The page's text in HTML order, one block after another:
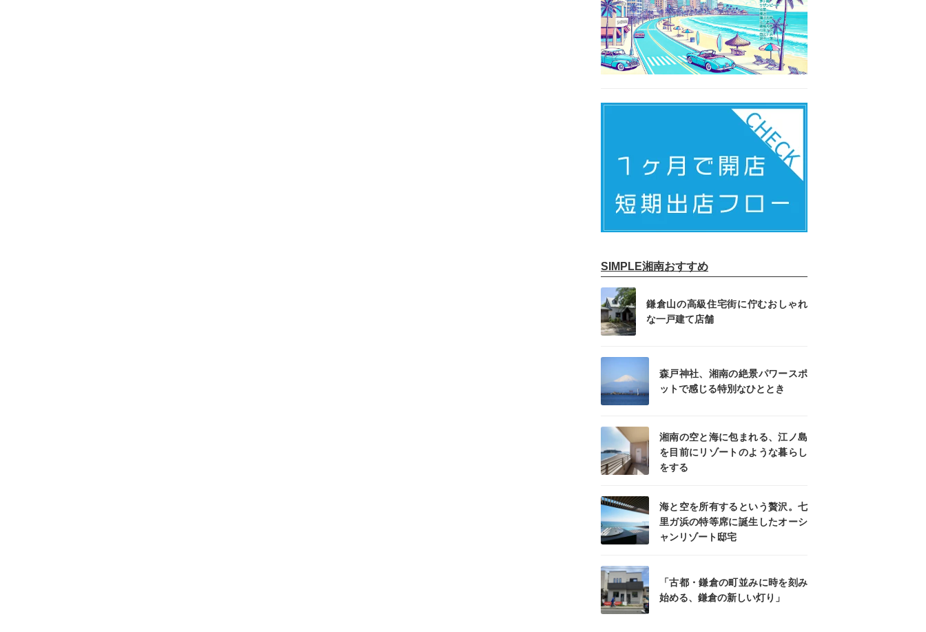
SIMPLE湘南おすすめ
鎌倉山の高級住宅街に佇むおしゃれ
な一戸建て店舗
森戸神社、湘南の絶景パワースポ
ットで感じる特別なひととき
湘南の空と海に包まれる、江ノ島
を目前にリゾートのような暮らし
をする
海と空を所有するという贅沢。七
里ガ浜の特等席に誕生したオーシ
ャンリゾート邸宅
「古都・鎌倉の町並みに時を刻み
始める、鎌倉の新しい灯り」